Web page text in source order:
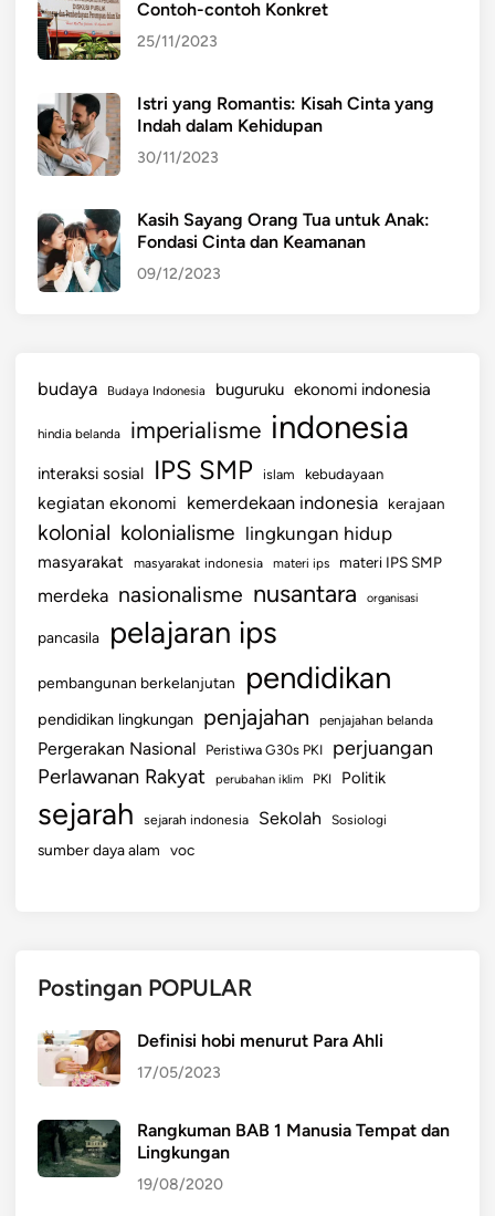
Contoh-contoh Konkret
25/11/2023
Istri yang Romantis: Kisah Cinta yang
Indah dalam Kehidupan
30/11/2023
Kasih Sayang Orang Tua untuk Anak:
Fondasi Cinta dan Keamanan
09/12/2023
budaya Budaya Indonesia buguruku ekonomi indonesia
hindia belanda imperialisme indonesia
interaksi sosial IPS SMP islam kebudayaan
kegiatan ekonomi kemerdekaan indonesia kerajaan
kolonial kolonialisme lingkungan hidup
masyarakat masyarakat indonesia materi ips materi IPS SMP
merdeka nasionalisme nusantara organisasi
pancasila pelajaran ips
pembangunan berkelanjutan pendidikan
pendidikan lingkungan penjajahan penjajahan belanda
Pergerakan Nasional Peristiwa G30s PKI perjuangan
Perlawanan Rakyat perubahan iklim PKI Politik
sejarah sejarah indonesia Sekolah Sosiologi
sumber daya alam voc
Postingan POPULAR
Definisi hobi menurut Para Ahli
17/05/2023
Rangkuman BAB 1 Manusia Tempat dan
Lingkungan
19/08/2020